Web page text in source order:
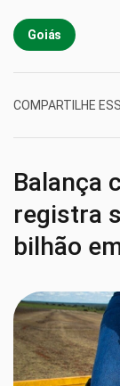
Goiás
COMPARTILHE
Balança
registra
bilhão